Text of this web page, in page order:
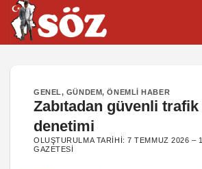
İçeriğe
atla
GENEL, GÜNDEM,ÖNEMLI HABER
Zabıtadan güvenli
denetimi
OLUŞTURULMA TARIHI:7 TEMMUZ 2026 –
GAZETESI